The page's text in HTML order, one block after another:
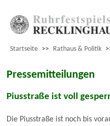
Startseite >> Rathaus & Politik
Pressemitteilungen
Piusstraße ist voll
Die Piusstraße ist noch bis